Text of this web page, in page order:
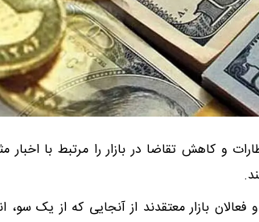
و کاهش تقاضا در بازار را مرتبط با
بازار معتقدند از آنجایی که از یک